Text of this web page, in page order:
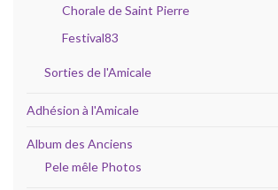
Chorale de Saint Pierre
Festival83
Sorties de l'Amicale
Adhésion à l'Amicale
Album des Anciens
Pele mêle Photos